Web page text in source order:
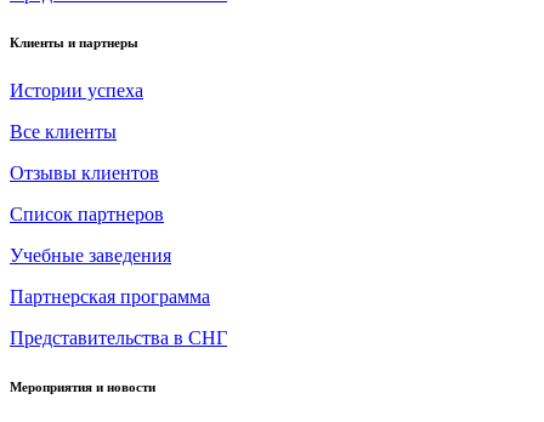
Клиенты и партнеры
Истории успеха
Все клиенты
Отзывы клиентов
Список партнеров
Учебные заведения
Партнерская программа
Представительства в СНГ
Мероприятия и новости